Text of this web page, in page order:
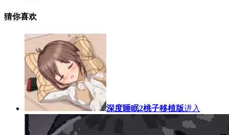
猜你喜欢
深度睡眠2桃子移植版进入